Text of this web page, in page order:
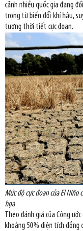
cảnh nhiều quốc gia đang
trọng từ biến đổi khí hậu,
tượng thời tiết cực đoan.
Mức độ cực đoan của El
họa
Theo đánh giá của Công
khoảng 50% diện tích đồng